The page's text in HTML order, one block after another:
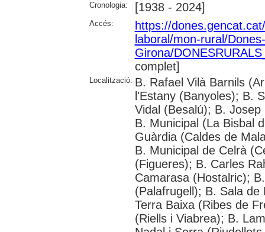
Cronologia: [1938 - 2024]
Accés:
https://
laboral/mon-rural/
Girona/
complet]
Localització: B. Rafael Vilà Barnils
l'Estany (Banyoles); B.
Vidal (Besalú); B.
B. Municipal (La Bisbal
Guàrdia (Caldes de
B. Municipal de Celrà
(Figueres); B. Carles
Camarasa (Hostalric);
(Palafrugell); B. Sala
Terra Baixa (Ribes de
(Riells i Viabrea); B.